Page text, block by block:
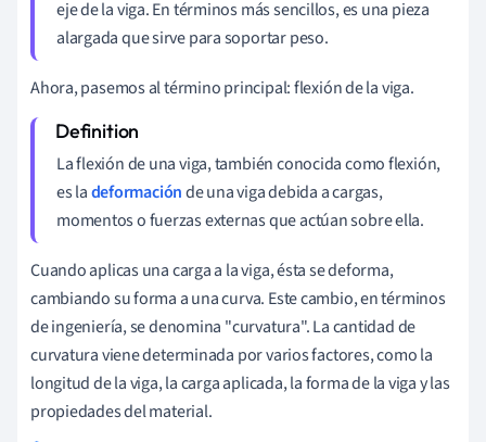
eje de la viga. En términos más sencillos, es una pieza
alargada que sirve para soportar peso.
Ahora, pasemos al término principal: flexión de la viga.
La flexión de una viga, también conocida como flexión,
es ladeformaciónde una viga debida a cargas,
momentos o fuerzas externas que actúan sobre ella.
Cuando aplicas una carga a la viga, ésta se deforma,
cambiando su forma a una curva. Este cambio, en términos
de ingeniería, se denomina "curvatura". La cantidad de
curvatura viene determinada por varios factores, como la
longitud de la viga, la carga aplicada, la forma de la viga y las
propiedades del material.